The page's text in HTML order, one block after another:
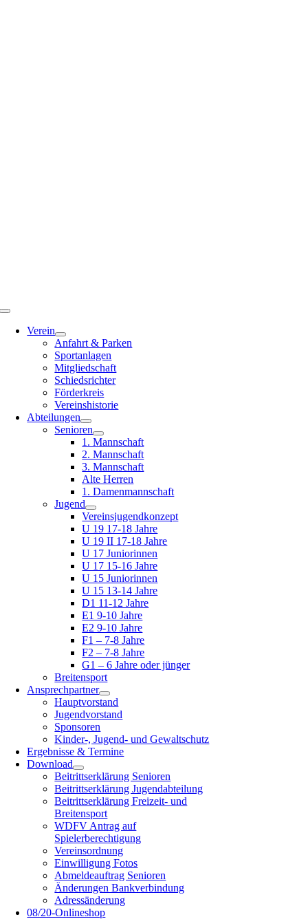
Toggle
NavigationVerein
Anfahrt & Parken
Sportanlagen
Mitgliedschaft
Schiedsrichter
Förderkreis
Vereinshistorie
Abteilungen
Senioren
1. Mannschaft
2. Mannschaft
3. Mannschaft
Alte Herren
1. Damenmannschaft
Jugend
Vereinsjugendkonzept
U 19 17-18 Jahre
U 19 II 17-18 Jahre
U 17 Juniorinnen
U 17 15-16 Jahre
U 15 Juniorinnen
U 15 13-14 Jahre
D1 11-12 Jahre
E1 9-10 Jahre
E2 9-10 Jahre
F1 – 7-8 Jahre
F2 – 7-8 Jahre
G1 – 6 Jahre oder jünger
Breitensport
Ansprechpartner
Hauptvorstand
Jugendvorstand
Sponsoren
Kinder-, Jugend- und Gewaltschutz
Ergebnisse & Termine
Download
Beitrittserklärung Senioren
Beitrittserklärung Jugendabteilung
Beitrittserklärung Freizeit- und
Breitensport
WDFV Antrag auf
Spielerberechtigung
Vereinsordnung
Einwilligung Fotos
Abmeldeauftrag Senioren
Änderungen Bankverbindung
Adressänderung
08/20-Onlineshop